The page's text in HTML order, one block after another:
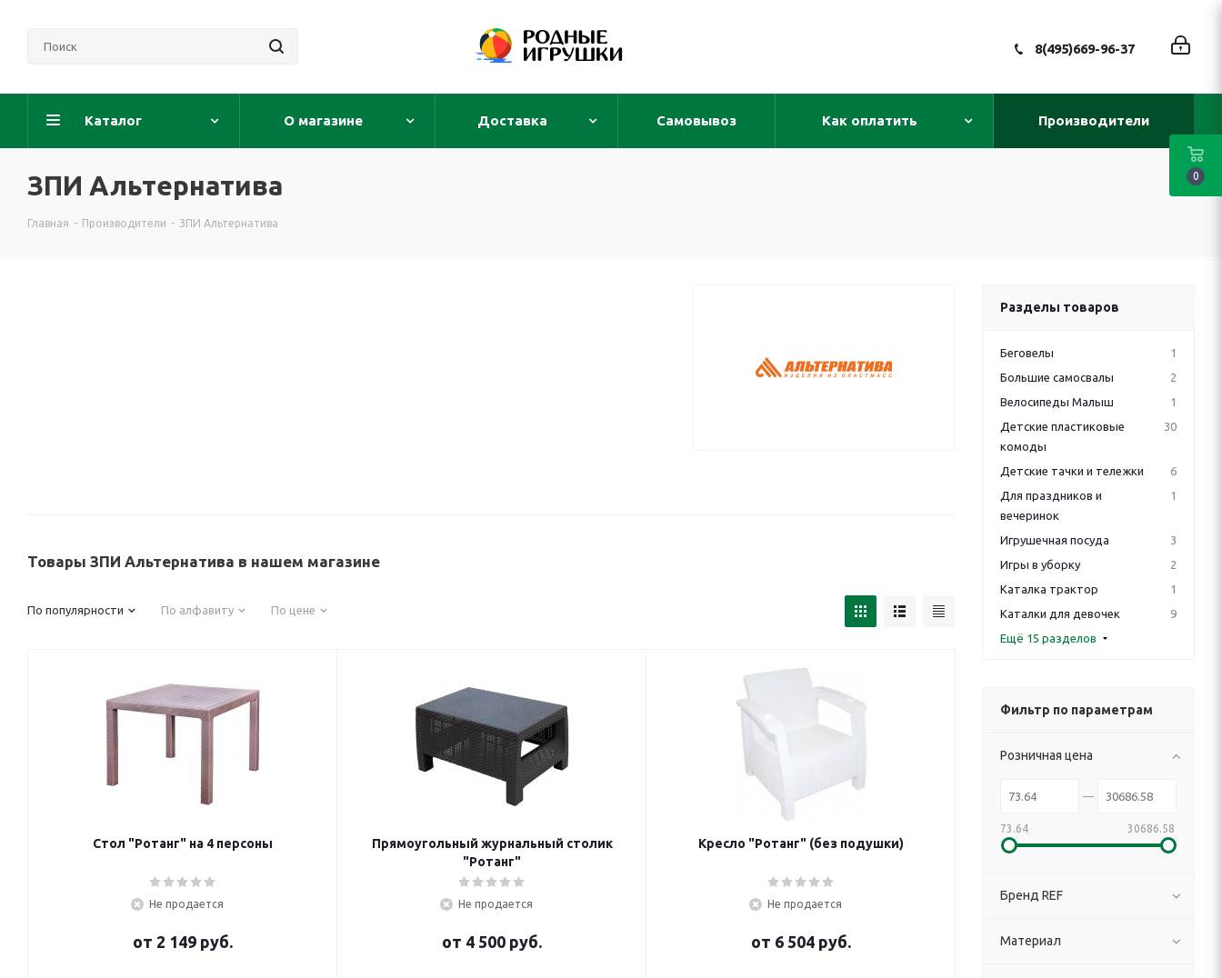
8(495)669-96-37
Каталог О магазине Доставка Самовывоз Как оплатить Производители
ЗПИ Альтернатива
Главная - Производители - ЗПИ Альтернатива
Товары ЗПИ Альтернатива в нашем магазине
По популярности По алфавиту По цене
Стол "Ротанг" на 4 персоны
Не продается
от 2 149 руб.
Прямоугольный журнальный столик
"Ротанг"
Не продается
от 4 500 руб.
Кресло "Ротанг" (без подушки)
Не продается
от 6 504 руб.
Разделы товаров
Беговелы
1
Большие самосвалы
2
Велосипеды Малыш
1
Детские пластиковые
комоды
30
Детские тачки и тележки
6
Для праздников и
вечеринок
1
Игрушечная посуда
3
Игры в уборку
2
Каталка трактор
1
Каталки для девочек
9
Ещё 15 разделов
Фильтр по параметрам
Розничная цена
73.64 30686.58
Бренд REF
Материал
0